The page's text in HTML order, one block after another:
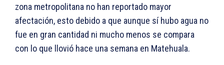
zona metropolitana no han reportado mayor
afectación, esto debido a que aunque sí hubo agua no
fue en gran cantidad ni mucho menos se compara
con lo que llovió hace una semana en Matehuala.